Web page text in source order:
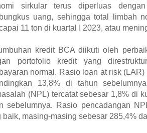
sirkular terus diperluas
uang, sehingga total limbah
11 ton di kuartal I 2023, atau
kredit BCA diikuti oleh
portofolio kredit yang
normal. Rasio loan at risk
13,8% di tahun
(NPL) tercatat sebesar 1,8% di
sebelumnya. Rasio pencadangan
baik, masing-masing sebesar 285,4%